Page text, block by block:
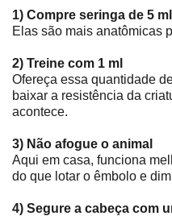
1) Compre seringa de 5 ml
Elas são mais anatômicas
2) Treine com 1 ml
Ofereça essa quantidade
baixar a resistência da
acontece.
3) Não afogue o animal
Aqui em casa, funciona
do que lotar o êmbolo e
4) Segure a cabeça com